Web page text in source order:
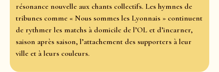
résonance nouvelle aux chants collectifs. Les hymnes de
tribunes comme « Nous sommes les Lyonnais » continuent
de rythmer les matchs à domicile de l’OL et d’incarner,
saison après saison, l’attachement des supporters à leur
ville et à leurs couleurs.